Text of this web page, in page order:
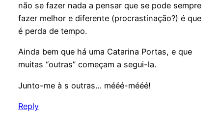
não se fazer nada a pensar que se pode sempre
fazer melhor e diferente (procrastinação?) é que
é perda de tempo.
Ainda bem que há uma Catarina Portas, e que
muitas “outras” começam a segui-la.
Junto-me à s outras… mééé-mééé!
Reply